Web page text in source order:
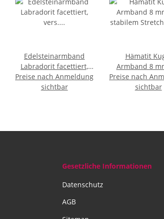
Edelsteinarmband
Labradorit facettiert,
vers. Hämatit, ca. 18.5 -
20.5 cm
Preise nach Anmeldung
sichtbar
Hämatit
Armband 8
stabilem
aufgezogen
Preise nach
sichtbar
Gesetzliche Informationen
Datenschutz
AGB